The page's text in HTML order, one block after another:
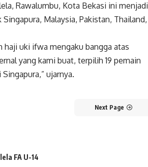
Rawalumbu, Kota Bekasi ini menjadi
Malaysia, Pakistan, Thailand,
haji uki ifwa mengaku bangga atas
yang kami buat, terpilih 19 pemain
ujarnya.
Next Page
FA U-14